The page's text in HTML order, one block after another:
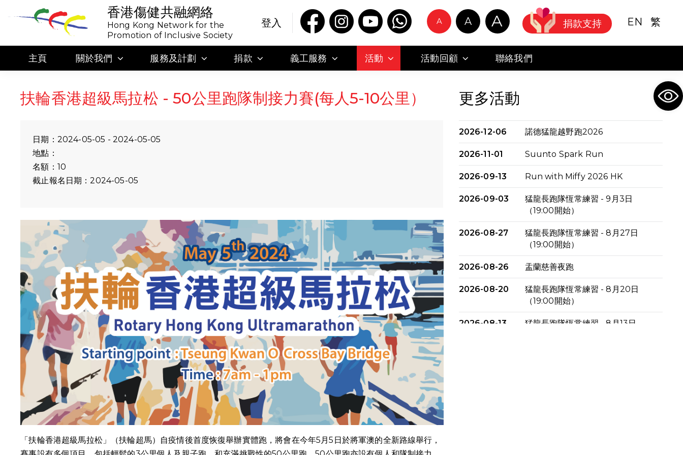
香港傷健共融網絡
Hong Kong Network for the
Promotion of Inclusive Society
登入 A A A 捐款支持 EN 繁
主頁 關於我們 服務及計劃 捐款 義工服務 活動 活動回顧 聯絡我們
扶輪香港超級馬拉松 - 50公里跑隊制接力賽(每人5-10公里）
日期：2024-05-05 - 2024-05-05
地點：
名額：10
截止報名日期：2024-05-05
「扶輪香港超級馬拉松」（扶輪超馬）自疫情後首度恢復舉辦實體跑，將會在今年5月5日於將軍澳的全新路線舉行，
更多活動
2026-12-06 諾德猛龍越野跑2026
2026-11-01 Suunto Spark Run
2026-09-13 Run with Miffy 2026 HK
2026-09-03
猛龍長跑隊恆常練習 - 9月3日
（19:00開始）
2026-08-27
猛龍長跑隊恆常練習 - 8月27日
（19:00開始）
2026-08-26 盂蘭慈善夜跑
2026-08-20
猛龍長跑隊恆常練習 - 8月20日
（19:00開始）
2026-08-13
猛龍長跑隊恆常練習 - 8月13日